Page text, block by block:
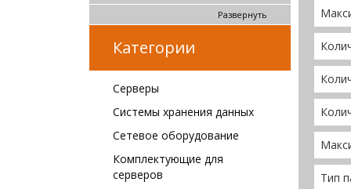
Развернуть
Категории
Серверы
Системы хранения данных
Сетевое оборудование
Комплектующие для
серверов
Тип